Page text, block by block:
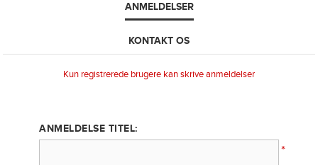
ANMELDELSER
KONTAKT OS
Kun registrerede brugere kan skrive anmeldelser
ANMELDELSE TITEL:
*